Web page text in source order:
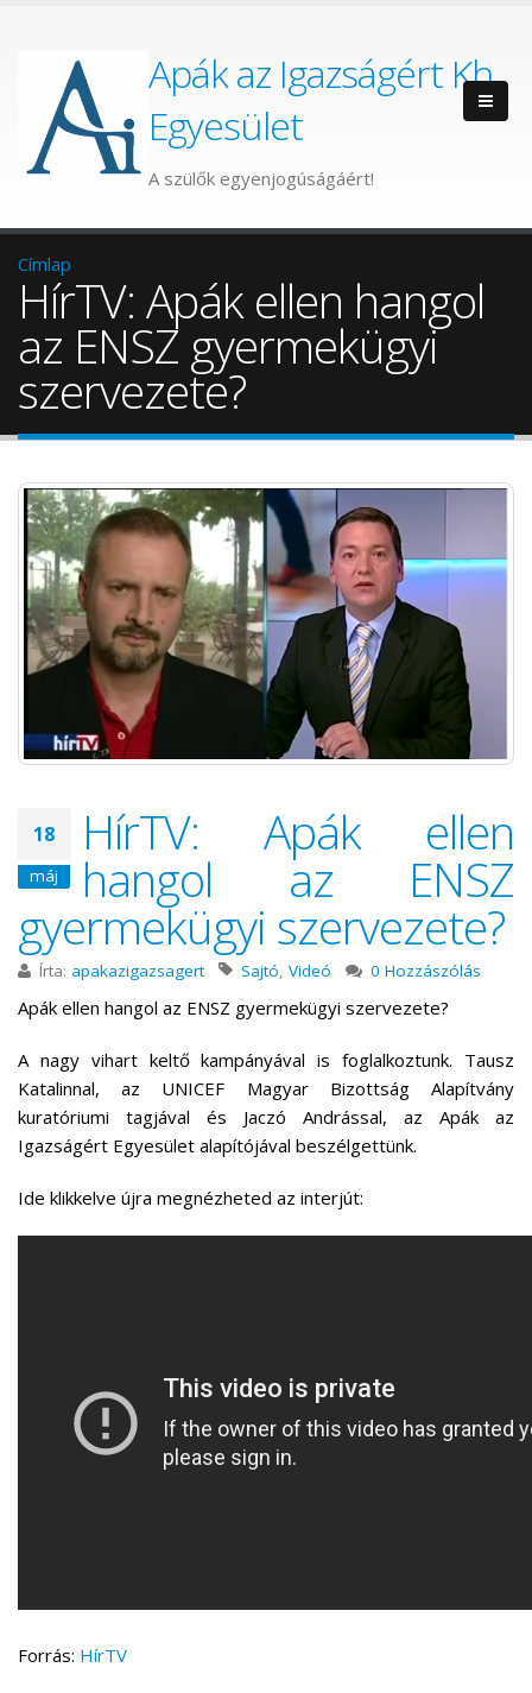
Apák az Igazságért Kh.
Egyesület
A szülők egyenjogúságáért!
Címlap
HírTV: Apák ellen hangol
az ENSZ gyermekügyi
szervezete?
18
máj
HírTV: Apák ellen
hangol az ENSZ
gyermekügyi szervezete?
Írta: apakazigazsagert Sajtó, Videó 0 Hozzászólás
Apák ellen hangol az ENSZ gyermekügyi szervezete?
A nagy vihart keltő kampányával is foglalkoztunk. Tausz
Katalinnal, az UNICEF Magyar Bizottság Alapítvány
kuratóriumi tagjával és Jaczó Andrással, az Apák az
Igazságért Egyesület alapítójával beszélgettünk.
Ide klikkelve újra megnézheted az interjút:
Forrás: HírTV